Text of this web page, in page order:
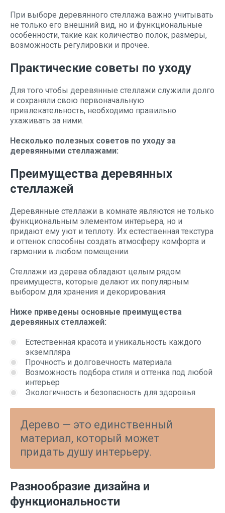
При выборе деревянного стеллажа важно учитывать
не только его внешний вид, но и функциональные
особенности, такие как количество полок, размеры,
возможность регулировки и прочее.
Практические советы по уходу
Для того чтобы деревянные стеллажи служили долго
и сохраняли свою первоначальную
привлекательность, необходимо правильно
ухаживать за ними.
Несколько полезных советов по уходу за
деревянными стеллажами:
Преимущества деревянных
стеллажей
Деревянные стеллажи в комнате являются не только
функциональным элементом интерьера, но и
придают ему уют и теплоту. Их естественная текстура
и оттенок способны создать атмосферу комфорта и
гармонии в любом помещении.
Стеллажи из дерева обладают целым рядом
преимуществ, которые делают их популярным
выбором для хранения и декорирования.
Ниже приведены основные преимущества
деревянных стеллажей:
Естественная красота и уникальность каждого
экземпляра
Прочность и долговечность материала
Возможность подбора стиля и оттенка под любой
интерьер
Экологичность и безопасность для здоровья
Дерево — это единственный
материал, который может
придать душу интерьеру.
Разнообразие дизайна и
функциональности